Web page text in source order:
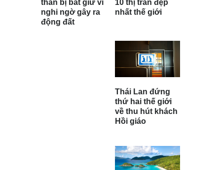
thân bị bắt giữ vì
nghi ngờ gây ra
động đất
10 thị trấn đẹp
nhất thế giới
Thái Lan đứng
thứ hai thế giới
về thu hút khách
Hồi giáo